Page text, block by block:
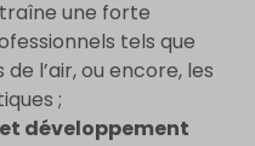
une forte
tels que
l’air, ou encore, les
;
développement